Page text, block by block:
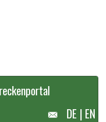
DE | EN